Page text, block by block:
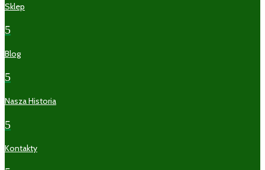
Sklep
5
Blog
5
Nasza Historia
5
Kontakty